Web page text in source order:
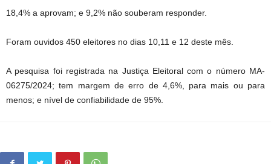
18,4% a aprovam; e 9,2% não souberam responder.
Foram ouvidos 450 eleitores no dias 10,11 e 12 deste mês.
A pesquisa foi registrada na Justiça Eleitoral com o número MA-
06275/2024; tem margem de erro de 4,6%, para mais ou para
menos; e nível de confiabilidade de 95%.